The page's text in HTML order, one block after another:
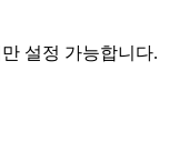
설정 가능합니다.